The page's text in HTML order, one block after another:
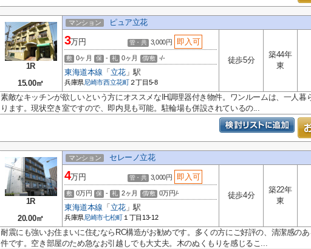
1R
15.00㎡
マンション ピュア立花
3万円 管・共 3,000円 即入可
敷 0ヶ月 保 - 礼 0ヶ月 償/敷 -/-
東海道本線 「 立花」駅
兵庫県尼崎市西立花町 ２丁目5-8
徒歩5分
築44年
東
素敵なキッチンが欲しいという方にオススメなIH調理器付き物件。ワンルームは、一人暮
ります。現状空き室ですので、即内見も可能。駐輪場も併設されているの...
1R
20.00㎡
マンション セレーノ立花
4万円 管・共 3,000円 即入可
敷 0万円 保 - 礼 2ヶ月 償/敷 0万円/-
東海道本線 「 立花」駅
兵庫県尼崎市七松町 １丁目13-12
徒歩4分
築22年
東
耐震にも強いお住まいに住むならRC構造がお勧めです。多くの方にご好評の、清潔感の
件です。空き部屋のため急なお引越しでも大丈夫。木のぬくもりを感じるこ...